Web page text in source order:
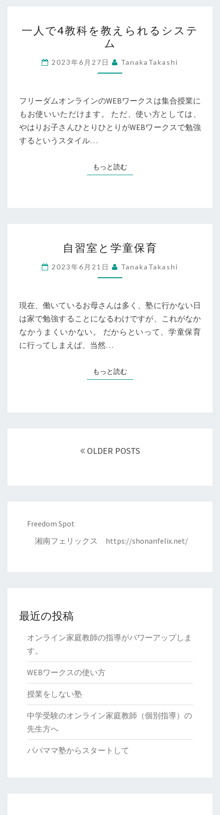
人
で
4
教
を
教
え
る
一人で4教科を教えられるシステ
ム
2023年6月27日 TanakaTakashi
フリーダムオンラインのWEBワークスは集合授業に
もお使いいただけます。 ただ、使い方としては、
やはりお子さんひとりひとりがWEBワークスで勉強
するというスタイル…
もっと読むもっと読む
習
室
と
童
保
育
自習室と学童保育
2023年6月21日 TanakaTakashi
現在、働いているお母さんは多く、塾に行かない日
は家で勉強することになるわけですが、これがなか
なかうまくいかない。 だからといって、学童保育
に行ってしまえば、当然…
もっと読むもっと読む
ゲ
OLDER POSTS
Freedom Spot
湘南フェリックス https://shonanfelix.net/
最近の投稿
オンライン家庭教師の指導がパワーアップしま
す。
WEBワークスの使い方
授業をしない塾
中学受験のオンライン家庭教師（個別指導）の
先生方へ
パパママ塾からスタートして